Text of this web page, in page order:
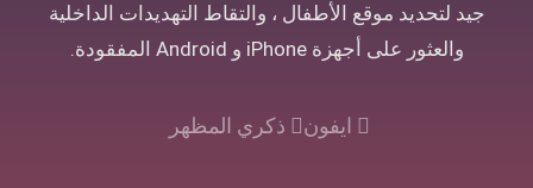
جيد لتحديد موقع الأطفال ، والتقاط التهديدات الداخلية
والعثور على أجهزة iPhone و Android المفقودة.
ايفون ذكري المظهر